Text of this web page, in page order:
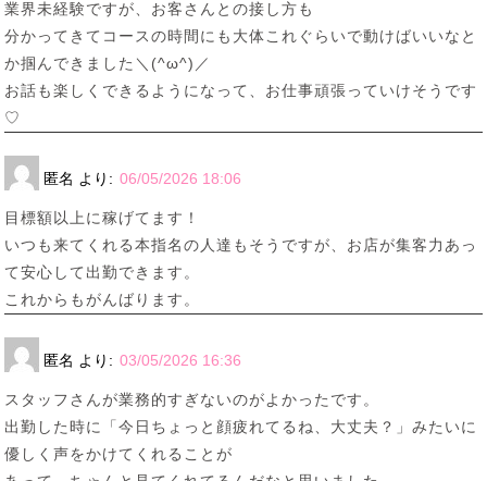
業界未経験ですが、お客さんとの接し方も
分かってきてコースの時間にも大体これぐらいで動けばいいなと
か掴んできました＼(^ω^)／
お話も楽しくできるようになって、お仕事頑張っていけそうです
♡
匿名 より: 06/05/2026 18:06
目標額以上に稼げてます！
いつも来てくれる本指名の人達もそうですが、お店が集客力あっ
て安心して出勤できます。
これからもがんばります。
匿名 より: 03/05/2026 16:36
スタッフさんが業務的すぎないのがよかったです。
出勤した時に「今日ちょっと顔疲れてるね、大丈夫？」みたいに
優しく声をかけてくれることが